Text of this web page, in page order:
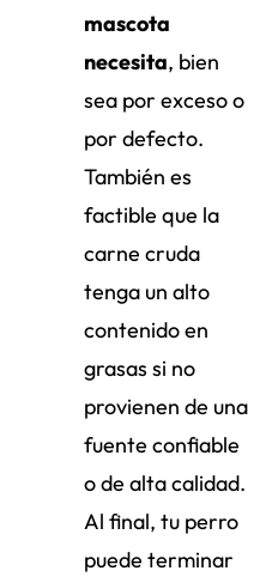
mascota
necesita, bien
sea por exceso o
por defecto.
También es
factible que la
carne cruda
tenga un alto
contenido en
grasas si no
provienen de una
fuente confiable
o de alta calidad.
Al final, tu perro
puede terminar